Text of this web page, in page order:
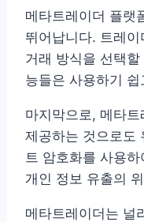
메타트레이더 플랫
뛰어납니다. 트레
거래 방식을 선택
능들은 사용하기
마지막으로, 메타
제공하는 것으로도
트 암호화를 사용
개인 정보 유출의
메타트레이더는 널